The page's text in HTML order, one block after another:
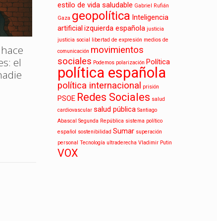
el
La invasión china: ¿amenaza
real o humo comercial?
Leer más
estilo de vida saludable Gabriel Rufián
Gaza geopolítica Inteligencia
artificializquierda española justicia
justicia social libertad de expresión medios de
comunicación movimientos
sociales Podemos polarización Política
política española
política internacional prisión
PSOE Redes Sociales salud
cardiovascular salud pública Santiago
Abascal Segunda República sistema político
español sostenibilidad Sumar superación
personal Tecnología ultraderecha Vladimir Putin
VOX